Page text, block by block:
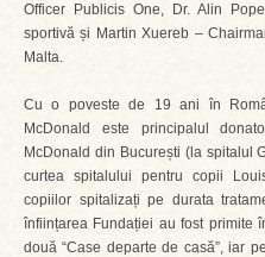
Officer Publicis One, Dr. Alin
sportivă și Martin Xuereb –
Malta.
Cu o poveste de 19 ani în
McDonald este principalul
McDonald din București (la spitalul
curtea spitalului pentru copii
copiilor spitalizați pe durata
înființarea Fundației au fost primite
două “Case departe de casă”, iar